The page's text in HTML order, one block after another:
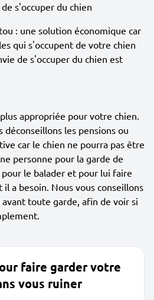
s'occuper du chien
: une solution économique car
qui s'occupent de votre chien
de s'occuper du chien est
appropriée pour votre chien.
les pensions ou
car le chien ne pourra pas être
personne pour la garde de
le balader et pour lui faire
a besoin. Nous vous conseillons
toute garde, afin de voir si
faire garder votre
vous ruiner